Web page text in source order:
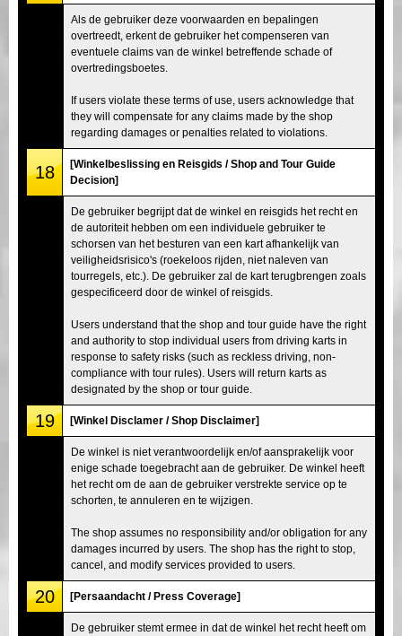
Als de gebruiker deze voorwaarden en bepalingen
overtreedt, erkent de gebruiker het compenseren van
eventuele claims van de winkel betreffende schade of
overtredingsboetes.
If users violate these terms of use, users acknowledge that
they will compensate for any claims made by the shop
regarding damages or penalties related to violations.
18
[Winkelbeslissing en Reisgids / Shop and Tour Guide
Decision]
De gebruiker begrijpt dat de winkel en reisgids het recht en
de autoriteit hebben om een individuele gebruiker te
schorsen van het besturen van een kart afhankelijk van
veiligheidsrisico's (roekeloos rijden, niet naleven van
tourregels, etc.). De gebruiker zal de kart terugbrengen zoals
gespecificeerd door de winkel of reisgids.
Users understand that the shop and tour guide have the right
and authority to stop individual users from driving karts in
response to safety risks (such as reckless driving, non-
compliance with tour rules). Users will return karts as
designated by the shop or tour guide.
19 [Winkel Disclamer / Shop Disclaimer]
De winkel is niet verantwoordelijk en/of aansprakelijk voor
enige schade toegebracht aan de gebruiker. De winkel heeft
het recht om de aan de gebruiker verstrekte service op te
schorten, te annuleren en te wijzigen.
The shop assumes no responsibility and/or obligation for any
damages incurred by users. The shop has the right to stop,
cancel, and modify services provided to users.
20 [Persaandacht / Press Coverage]
De gebruiker stemt ermee in dat de winkel het recht heeft om